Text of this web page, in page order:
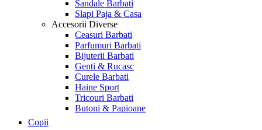
Sandale Barbati
Slapi Paja & Casa
Accesorii Diverse
Ceasuri Barbati
Parfumuri Barbati
Bijuterii Barbati
Genti & Rucasc
Curele Barbati
Haine Sport
Tricouri Barbati
Butoni & Papioane
Copii